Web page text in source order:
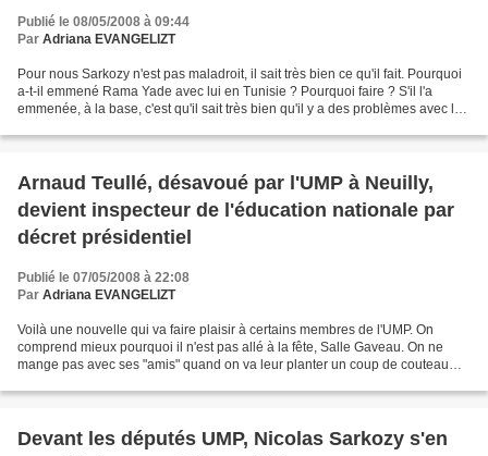
Publié le 08/05/2008 à 09:44
Par Adriana EVANGELIZT
Pour nous Sarkozy n'est pas maladroit, il sait très bien ce qu'il fait. Pourquoi
a-t-il emmené Rama Yade avec lui en Tunisie ? Pourquoi faire ? S'il l'a
emmenée, à la base, c'est qu'il sait très bien qu'il y a des problèmes avec les
Arnaud Teullé, désavoué par l'UMP à Neuilly,
devient inspecteur de l'éducation nationale par
décret présidentiel
Publié le 07/05/2008 à 22:08
Par Adriana EVANGELIZT
Voilà une nouvelle qui va faire plaisir à certains membres de l'UMP. On
comprend mieux pourquoi il n'est pas allé à la fête, Salle Gaveau. On ne
mange pas avec ses "amis" quand on va leur planter un coup de couteau
Devant les députés UMP, Nicolas Sarkozy s'en